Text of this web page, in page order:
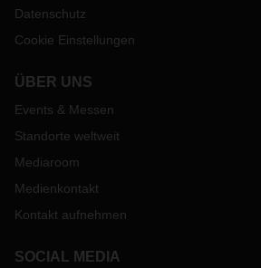
Datenschutz
Cookie Einstellungen
ÜBER UNS
Events & Messen
Standorte weltweit
Mediaroom
Medienkontakt
Kontakt aufnehmen
SOCIAL MEDIA